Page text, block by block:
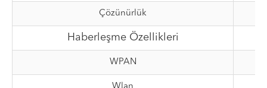
Çözünürlük
Haberleşme Özellikleri
WPAN